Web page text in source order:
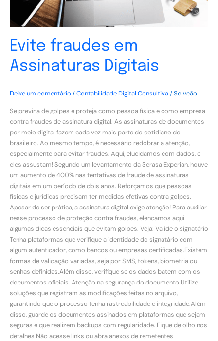
Evite fraudes em
Assinaturas Digitais
Deixe um comentário /Contabilidade Digital Consultiva/Solvcão
Se previna de golpes e proteja como pessoa física e como empresa
contra fraudes de assinatura digital. As assinaturas de documentos
por meio digital fazem cada vez mais parte do cotidiano do
brasileiro. Ao mesmo tempo, é necessário redobrar a atenção,
especialmente para evitar fraudes. Aqui, elucidamos com dados, e
eles assustam! Segundo um levantamento da Serasa Experian, houve
um aumento de 400% nas tentativas de fraude de assinaturas
digitais em um período de dois anos. Reforçamos que pessoas
físicas e jurídicas precisam ter medidas efetivas contra golpes.
Apesar de ser prática, a assinatura digital exige atenção! Para auxiliar
nesse processo de proteção contra fraudes, elencamos aqui
algumas dicas essenciais que evitam golpes. Veja: Valide o signatário
Tenha plataformas que verifique a identidade do signatário com
algum autenticador, como bancos ou empresas certificadas.Existem
formas de validação variadas, seja por SMS, tokens, biometria ou
senhas definidas.Além disso, verifique se os dados batem com os
documentos oficiais. Atenção na segurança do documento Utilize
soluções que registram as modificações feitas no arquivo,
garantindo que o processo tenha rastreabilidade e integridade.Além
disso, guarde os documentos assinados em plataformas que sejam
seguras e que realizem backups com regularidade. Fique de olho nos
detalhes Não acesse links ou abra anexos de remetentes